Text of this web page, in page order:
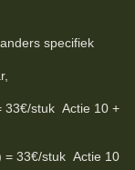
specifiek
stuk Actie 10 +
33€/stuk Actie 10